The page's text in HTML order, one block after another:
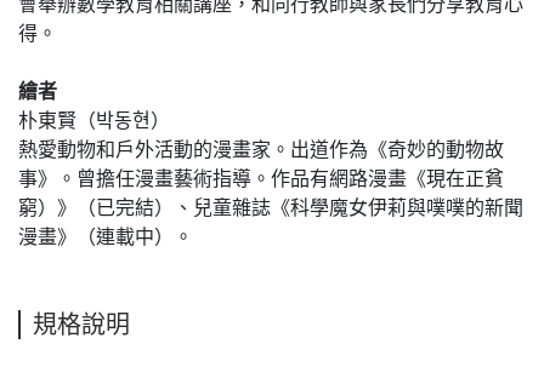
得。
繪者
朴東賢（박동현）
熱愛動物和戶外活動的漫畫家。出道作為《奇妙的動物故
事》。曾擔任漫畫藝術指導。作品有網路漫畫《現在正貧
窮）》（已完結）、兒童雜誌《科學魔女伊莉與噗噗的新聞
漫畫》（連載中）。
規格說明